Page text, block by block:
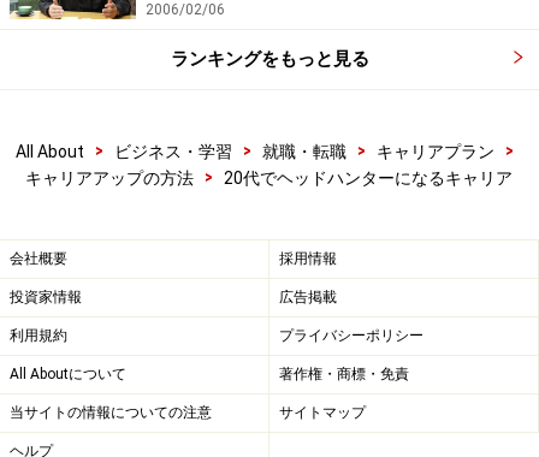
2006/02/06
ランキングをもっと見る
All About > ビジネス・学習 > 就職・転職 > キャリアプラン
>
キャリアアップの方法
> 20代でヘッドハンターになるキャリア
会社概要 採用情報
投資家情報 広告掲載
利用規約 プライバシーポリシー
All Aboutについて 著作権・商標・免責
当サイトの情報についての注意 サイトマップ
ヘルプ